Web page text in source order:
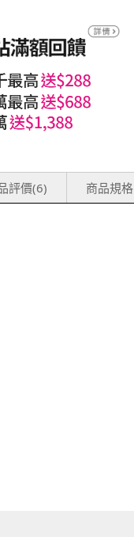
評價(6) 商品規格